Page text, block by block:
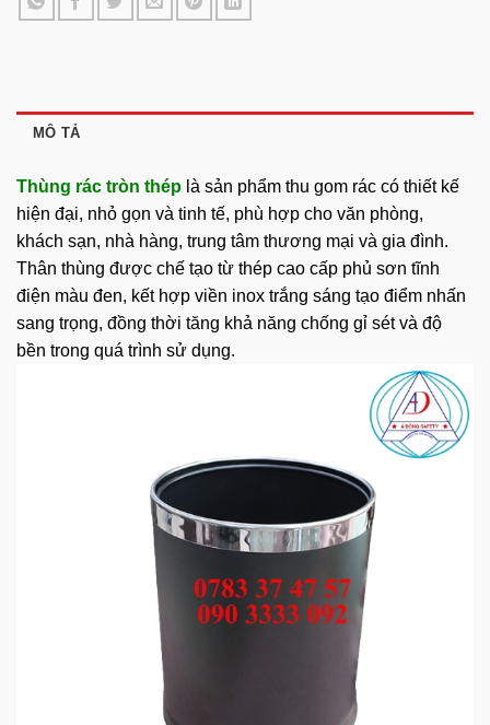
MÔ TẢ
Thùng rác tròn thép là sản phẩm thu gom rác có thiết kế
hiện đại, nhỏ gọn và tinh tế, phù hợp cho văn phòng,
khách sạn, nhà hàng, trung tâm thương mại và gia đình.
Thân thùng được chế tạo từ thép cao cấp phủ sơn tĩnh
điện màu đen, kết hợp viền inox trắng sáng tạo điểm nhấn
sang trọng, đồng thời tăng khả năng chống gỉ sét và độ
bền trong quá trình sử dụng.